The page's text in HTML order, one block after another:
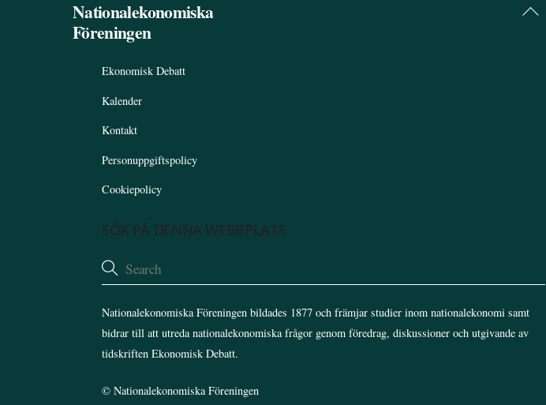
Back
Nationalekonomiska
Föreningen
Ekonomisk Debatt
Kalender
Kontakt
Personuppgiftspolicy
Cookiepolicy
SÖK PÅ DENNA WEBBPLATS
Nationalekonomiska Föreningen bildades 1877 och främjar studier inom nationalekonomi samt
bidrar till att utreda nationalekonomiska frågor genom föredrag, diskussioner och utgivande av
tidskriften Ekonomisk Debatt.
©Nationalekonomiska Föreningen